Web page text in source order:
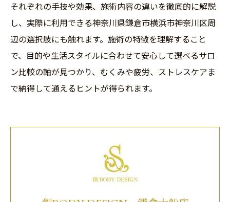
それぞれの手技や効果、施術内容の違いを徹底的に解説
し、実際に利用できる神奈川県鎌倉市横浜市神奈川区周
辺の選択肢にも触れます。施術の特徴を理解すること
で、目的や生活スタイルに合わせて安心して選べるサロ
ン比較の軸が見つかり、むくみや疲労、ストレスケアま
で納得して通えるヒントが得られます。